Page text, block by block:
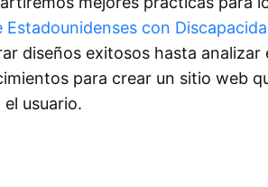
Estadounidenses con
diseños exitosos hasta analizar
para crear un sitio web
usuario.